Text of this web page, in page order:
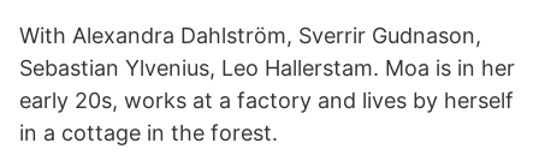
With Alexandra Dahlström, Sverrir Gudnason,
Sebastian Ylvenius, Leo Hallerstam. Moa is in her
early 20s, works at a factory and lives by herself
in a cottage in the forest.